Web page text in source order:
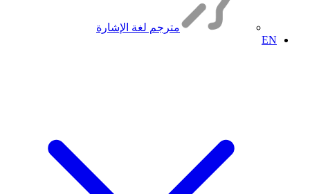
مترجم لغة الإشارة
EN